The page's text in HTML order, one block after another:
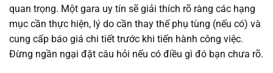
quan trọng. Một gara uy tín sẽ giải thích rõ ràng các hạng
mục cần thực hiện, lý do cần thay thế phụ tùng (nếu có) và
cung cấp báo giá chi tiết trước khi tiến hành công việc.
Đừng ngần ngại đặt câu hỏi nếu có điều gì đó bạn chưa rõ.